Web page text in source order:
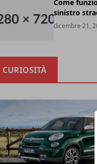
Come
sinistro
dicembre 21,
CURIOSITÀ